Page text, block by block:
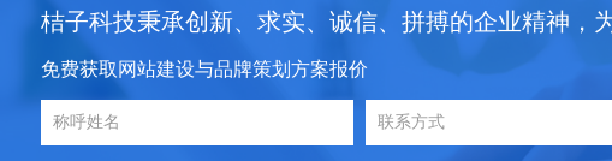
桔子科技秉承创新、求实、诚信、拼搏的企业精神，
免费获取网站建设与品牌策划方案报价